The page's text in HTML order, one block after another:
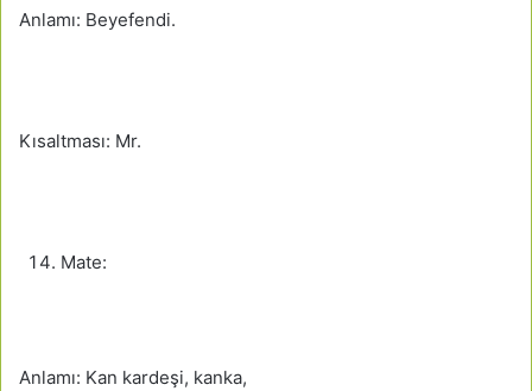
Anlamı: Beyefendi.
Kısaltması: Mr.
Mate:
Anlamı: Kan kardeşi, kanka,